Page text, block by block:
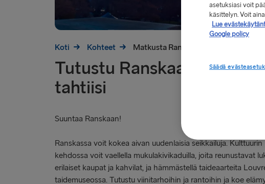
Koti Kohteet Matkusta Ranskaan
Tutustu Ranskaan omaan
tahtiisi
Suuntaa Ranskaan!
Ranskassa voit kokea aivan uudenlaisia seikkailuja. Kulttuurin
kehdossa voit vaellella mukulakivikaduilla, joita reunustavat
erilaiset kaupat ja kahvilat, ja hämmästellä taideaarteita
taidemuseossa. Tutustu viinitarhoihin ja rantoihin ja koe
asetuksiasi voit
käsittelyn. Voit
Lue
Google policy
Säädä